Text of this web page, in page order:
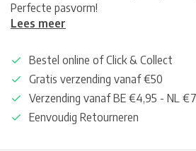
Perfecte pasvorm!
Lees meer
Bestel online of Click & Collect
Gratis verzending vanaf €50
Verzending vanaf BE €4,95 - NL
Eenvoudig Retourneren